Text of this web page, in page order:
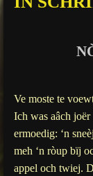
Ve moste te
Ich was aâch joër
ermoedig: ‘n
meh ‘n ròup bïj
appel och twiej.